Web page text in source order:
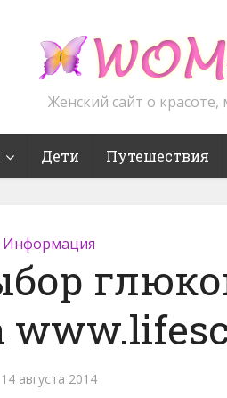
Женский сайт о
Дети Путешествия
Информация
14 августа 2014